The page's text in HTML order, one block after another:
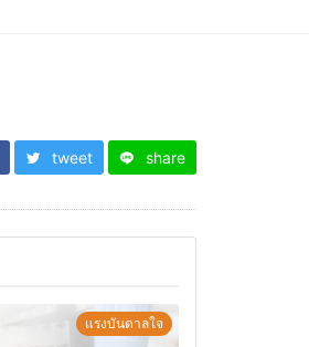
tweet share
แรงบันดาลใจ